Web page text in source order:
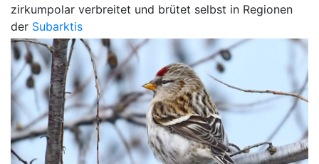
zirkumpolar verbreitet und brütet selbst in Regionen
der Subarktis